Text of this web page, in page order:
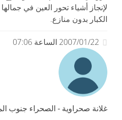
لإنجاز أشياء تحور العين في
الكبار بدون منازع.
2007/01/22 الساعة 07:06
غلانة صحراوية - الصحراء جنوب